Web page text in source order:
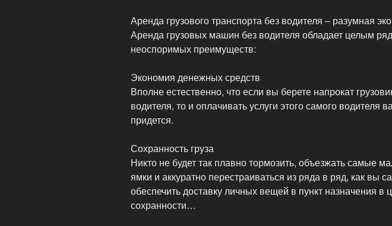
Аренда грузового транспорта без водителя – разумная
Аренда грузовых машин без водителя обладает целым
неоспоримых преимуществ:
Экономия денежных средств
Вполне естественно, что если вы берете напрокат
водителя, то и оплачивать услуги этого самого водителя
придется.
Сохранность груза
Никто не будет так плавно тормозить, объезжать самые
ямки и аккуратно перестраиваться из ряда в ряд, как вы
обеспечить доставку личных вещей в пункт назначения в
сохранности…